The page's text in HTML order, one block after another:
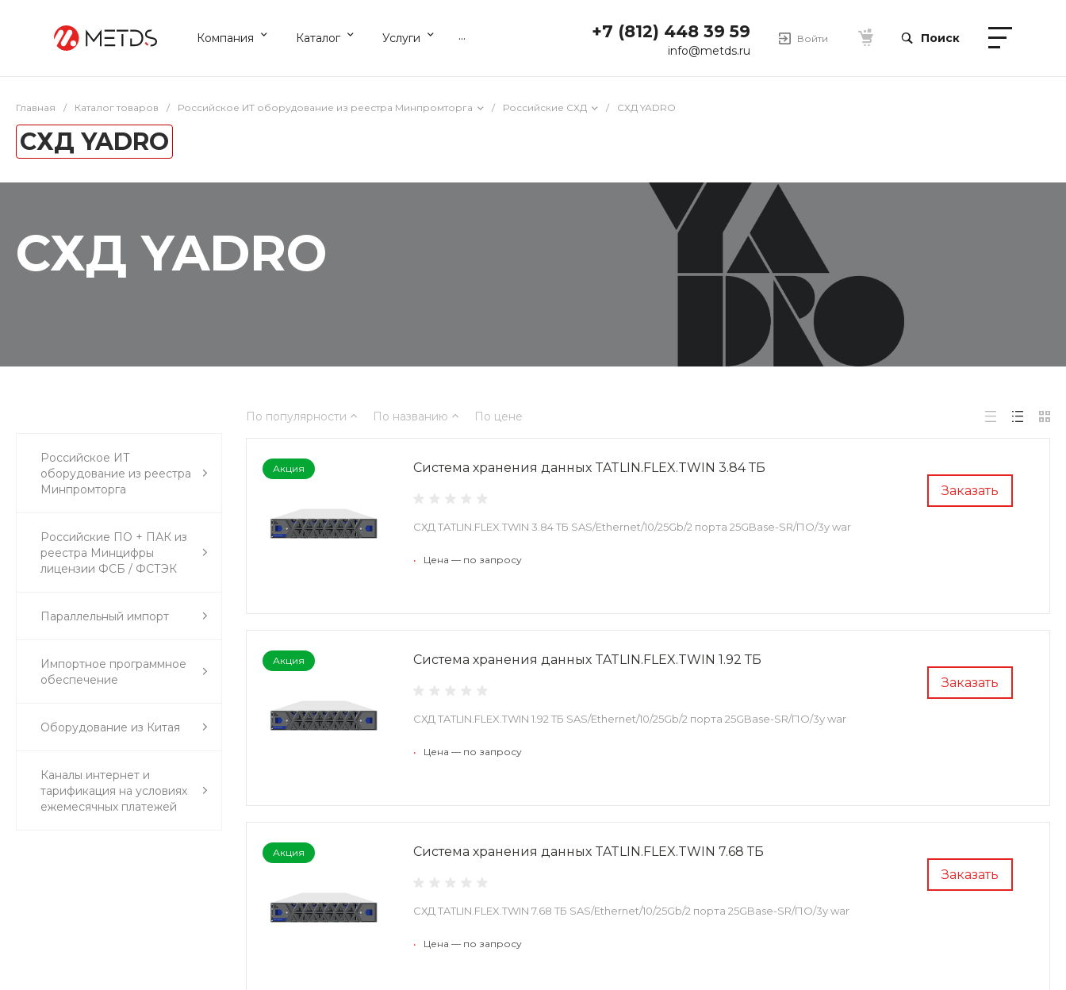
Компания Каталог Услуги ... +7 (812) 448 39 59
info@metds.ru
Войти Поиск
Главная / Каталог товаров / Российское ИТ оборудование из реестра Минпромторга / Российские СХД / СХД YADRO
СХД YADRO
СХД YADRO
Российское ИТ
оборудование из реестра
Минпромторга
Российские ПО + ПАК из
реестра Минцифры
лицензии ФСБ / ФСТЭК
Параллельный импорт
Импортное программное
обеспечение
Оборудование из Китая
Каналы интернет и
тарификация на условиях
ежемесячных платежей
По популярности По названию По цене
Акция
Заказать
Система хранения данных TATLIN.FLEX.TWIN 3.84 ТБ
СХД TATLIN.FLEX.TWIN 3.84 ТБ SAS/Ethernet/10/25Gb/2 порта 25GBase-SR/ПО/3y war
• Цена — по запросу
Акция
Заказать
Система хранения данных TATLIN.FLEX.TWIN 1.92 ТБ
СХД TATLIN.FLEX.TWIN 1.92 ТБ SAS/Ethernet/10/25Gb/2 порта 25GBase-SR/ПО/3y war
• Цена — по запросу
Акция
Заказать
Система хранения данных TATLIN.FLEX.TWIN 7.68 ТБ
СХД TATLIN.FLEX.TWIN 7.68 ТБ SAS/Ethernet/10/25Gb/2 порта 25GBase-SR/ПО/3y war
• Цена — по запросу